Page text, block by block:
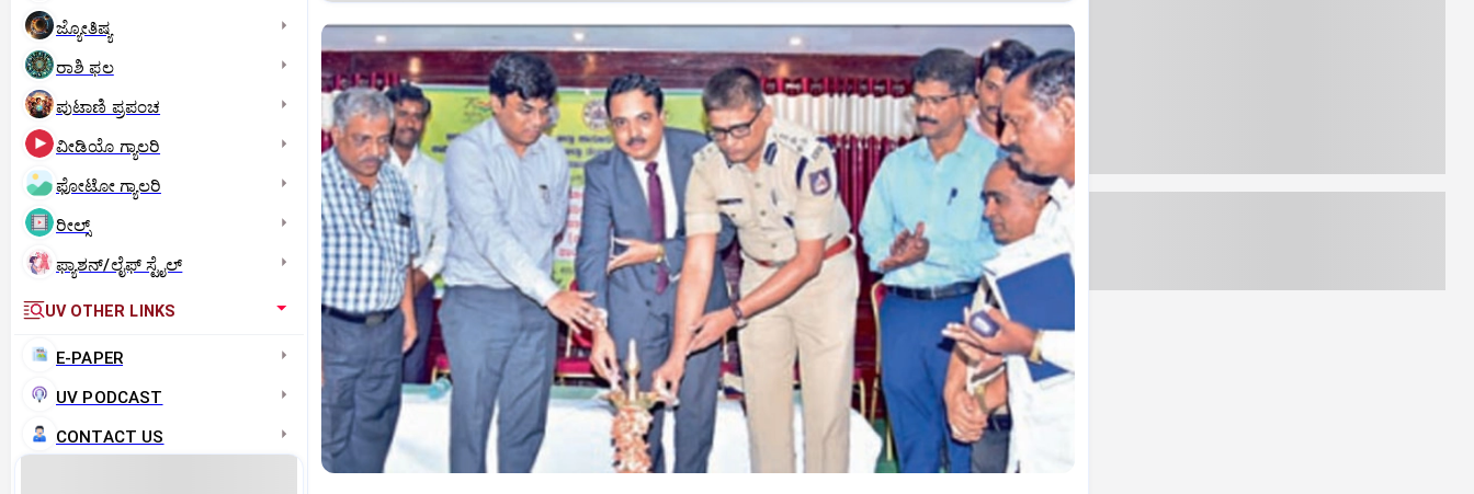
ಜ್ಯೋತಿಷ್ಯ
ರಾಶಿ ಫಲ
ಪುಟಾಣಿ ಪ್ರಪಂಚ
ವೀಡಿಯೊ ಗ್ಯಾಲರಿ
ಫೋಟೋ ಗ್ಯಾಲರಿ
ರೀಲ್ಸ್
ಫ್ಯಾಶನ್/ಲೈಫ್‌ ಸ್ಟೈಲ್
UV OTHER LINKS
E-PAPER
UV PODCAST
CONTACT US